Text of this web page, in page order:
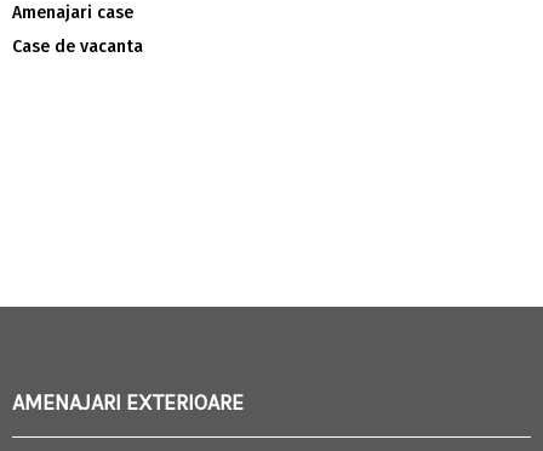
Amenajari case
Case de vacanta
AMENAJARI EXTERIOARE